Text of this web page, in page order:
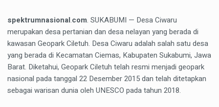
spektrumnasional.com. SUKABUMI — Desa Ciwaru
merupakan desa pertanian dan desa nelayan yang berada di
kawasan Geopark Ciletuh. Desa Ciwaru adalah salah satu desa
yang berada di Kecamatan Ciemas, Kabupaten Sukabumi, Jawa
Barat. Diketahui, Geopark Ciletuh telah resmi menjadi geopark
nasional pada tanggal 22 Desember 2015 dan telah ditetapkan
sebagai warisan dunia oleh UNESCO pada tahun 2018.